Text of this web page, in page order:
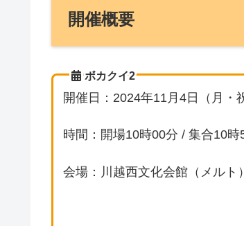
開催概要
ボカクイ2
開催日：2024年11月4日（月・
時間：開場10時00分 / 集合10
会場：川越西文化会館（メルト）